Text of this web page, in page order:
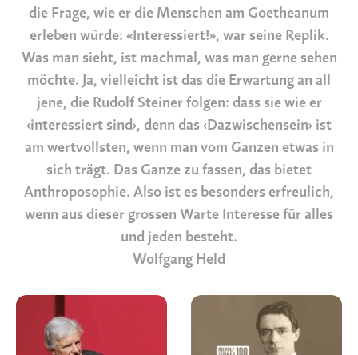
die Frage, wie er die Menschen am Goetheanum
erleben würde: «Interessiert!», war seine Replik.
Was man sieht, ist machmal, was man gerne sehen
möchte. Ja, vielleicht ist das die Erwartung an all
jene, die Rudolf Steiner folgen: dass sie wie er
‹interessiert sind›, denn das ‹Dazwischensein› ist
am wertvollsten, wenn man vom Ganzen etwas in
sich trägt. Das Ganze zu fassen, das bietet
Anthroposophie. Also ist es besonders erfreulich,
wenn aus dieser grossen Warte Interesse für alles
und jeden besteht.
Wolfgang Held